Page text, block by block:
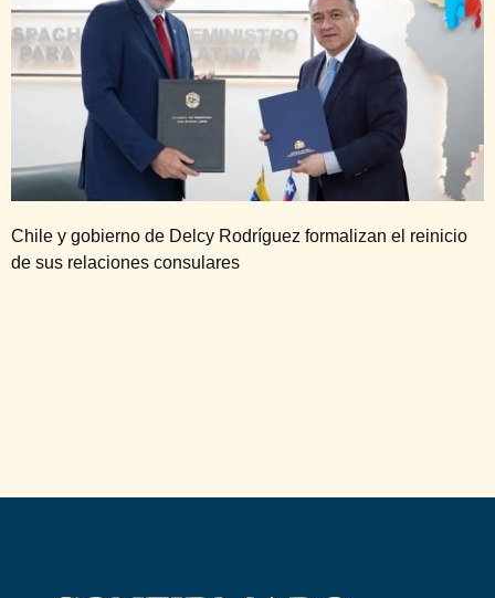
Chile y gobierno de Delcy Rodríguez formalizan el reinicio
de sus relaciones consulares